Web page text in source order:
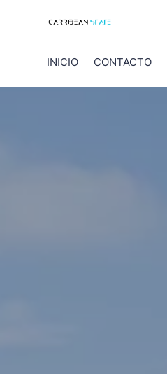
INICIO CONTACTO